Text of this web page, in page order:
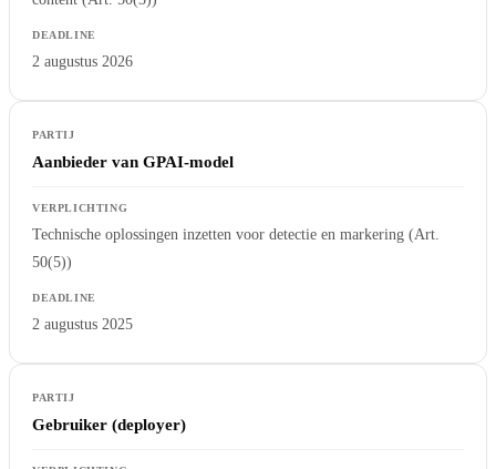
2 augustus 2026
Aanbieder van GPAI-model
Technische oplossingen inzetten voor detectie en markering (Art.
50(5))
2 augustus 2025
Gebruiker (deployer)